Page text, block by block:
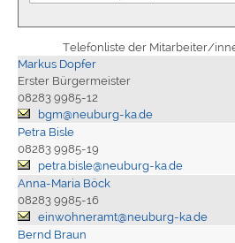
Telefonliste der Mitarbeiter/
Markus Dopfer
Erster Bürgermeister
08283 9985-12
bgm@neuburg-ka.de
Petra Bisle
08283 9985-19
petra.bisle@neuburg-ka.de
Anna-Maria Böck
08283 9985-16
einwohneramt@neuburg-ka.de
Bernd Braun